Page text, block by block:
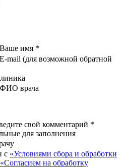
Ваше имя *
E-mail (для возможной обратной
ФИО врача
свой комментарий *
для заполнения
с «Условиями сбора и обработки
«Согласием на обработку